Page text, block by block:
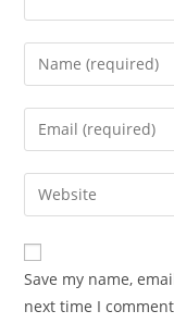
Enter
your
name
comment
Enter
your
email
address
comment
Enter
your
website
URL
(optional)
Save my name,
next time I